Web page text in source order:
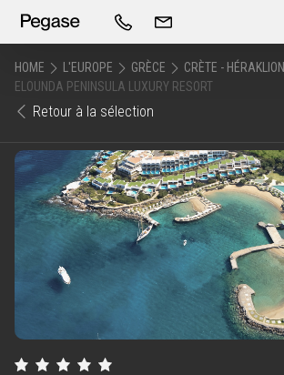
HOME L'EUROPE GRÈCE CRÈTE - HÉRAKLION
ELOUNDA PENINSULA LUXURY RESORT
Retour à la sélection